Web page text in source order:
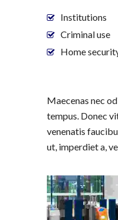
Institutions
Criminal use
Home
Maecenas nec
tempus. Donec
venenatis
ut, imperdiet a,